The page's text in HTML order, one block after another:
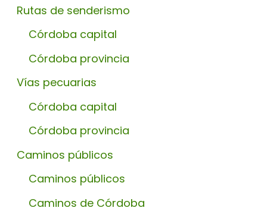
Rutas de senderismo
Córdoba capital
Córdoba provincia
Vías pecuarias
Córdoba capital
Córdoba provincia
Caminos públicos
Caminos públicos
Caminos de Córdoba